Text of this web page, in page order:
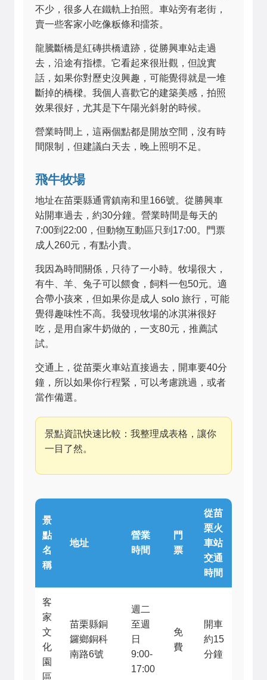
不少，很多人在鐵軌上拍照。車站旁有老街，
賣一些客家小吃像粄條和擂茶。
龍騰斷橋是紅磚拱橋遺跡，從勝興車站走過
去，沿途有指標。它看起來很壯觀，但說實
話，如果你對歷史沒興趣，可能覺得就是一堆
斷掉的橋樑。我個人喜歡它的建築美感，拍照
效果很好，尤其是下午陽光斜射的時候。
營業時間上，這兩個點都是開放空間，沒有時
間限制，但建議白天去，晚上照明不足。
飛牛牧場
地址在苗栗縣通霄鎮南和里166號。從勝興車
站開車過去，約30分鐘。營業時間是每天的
7:00到22:00，但動物互動區只到17:00。門票
成人260元，有點小貴。
我因為時間關係，只待了一小時。牧場很大，
有牛、羊、兔子可以餵食，飼料一包50元。適
合帶小孩來，但如果你是成人 solo 旅行，可能
覺得趣味性不高。我發現牧場的冰淇淋很好
吃，是用自家牛奶做的，一支80元，推薦試
試。
交通上，從苗栗火車站直接過去，開車要40分
鐘，所以如果你行程緊，可以考慮跳過，或者
當作備選。
景點資訊快速比較：我整理成表格，讓你
一目了然。
景
點
名
稱
地址
營業
時間
門
票
從苗
栗火
車站
交通
時間
客
家
文
化
園
區
苗栗縣銅
鑼鄉銅科
南路6號
週二
至週
日
9:00-
17:00
免
費
開車
約15
分鐘